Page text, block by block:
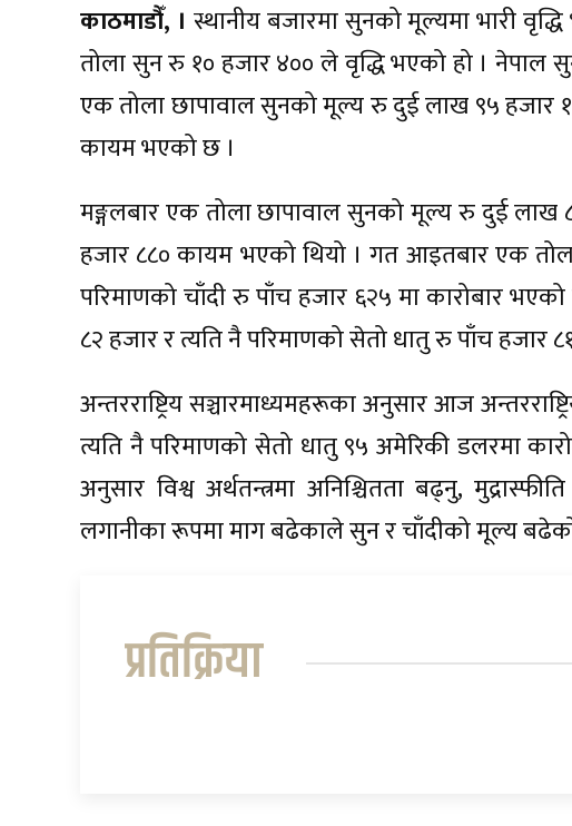
काठमाडौँ, । स्थानीय बजारमा सुनको मूल्यमा भारी
तोला सुन रु १० हजार ४०० ले वृद्धि भएको हो ।
एक तोला छापावाल सुनको मूल्य रु दुई लाख ९५ हजार
कायम भएको छ ।
मङ्गलबार एक तोला छापावाल सुनको मूल्य रु दुई लाख
हजार ८८० कायम भएको थियो । गत आइतबार एक
परिमाणको चाँदी रु पाँच हजार ६२५ मा कारोबार
८२ हजार र त्यति नै परिमाणको सेतो धातु रु पाँच हजार
अन्तरराष्ट्रिय सञ्चारमाध्यमहरूका अनुसार आज
त्यति नै परिमाणको सेतो धातु ९५ अमेरिकी डलरमा
अनुसार विश्व अर्थतन्त्रमा अनिश्चितता बढ्नु,
लगानीका रूपमा माग बढेकाले सुन र चाँदीको मूल्य
प्रतिक्रिया